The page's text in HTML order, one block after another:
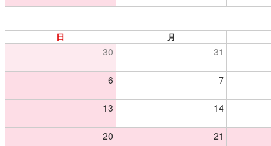
日 月
30 31
6 7
13 14
20 21